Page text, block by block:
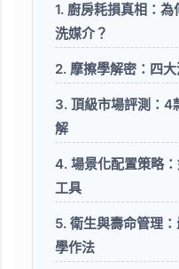
1. 廚房耗損真相：
洗媒介？
2. 摩擦學解密：四
3. 頂級市場評測：4
解
4. 場景化配置策略
工具
5. 衛生與壽命管理
學作法